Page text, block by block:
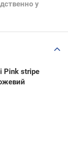
у
Pink stripe